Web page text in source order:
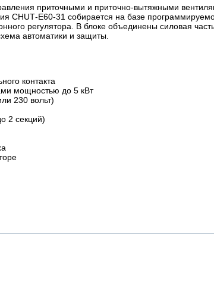
приточными и приточно-вытяжными
CHUТ-E60-31 собирается на базе
регулятора. В блоке объединены силовая
автоматики и защиты.
контакта
мощностью до 5 кВт
230 вольт)
2 секций)